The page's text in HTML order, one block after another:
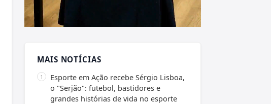
MAIS NOTÍCIAS
Esporte em Ação recebe Sérgio Lisboa,
o "Serjão": futebol, bastidores e
grandes histórias de vida no esporte